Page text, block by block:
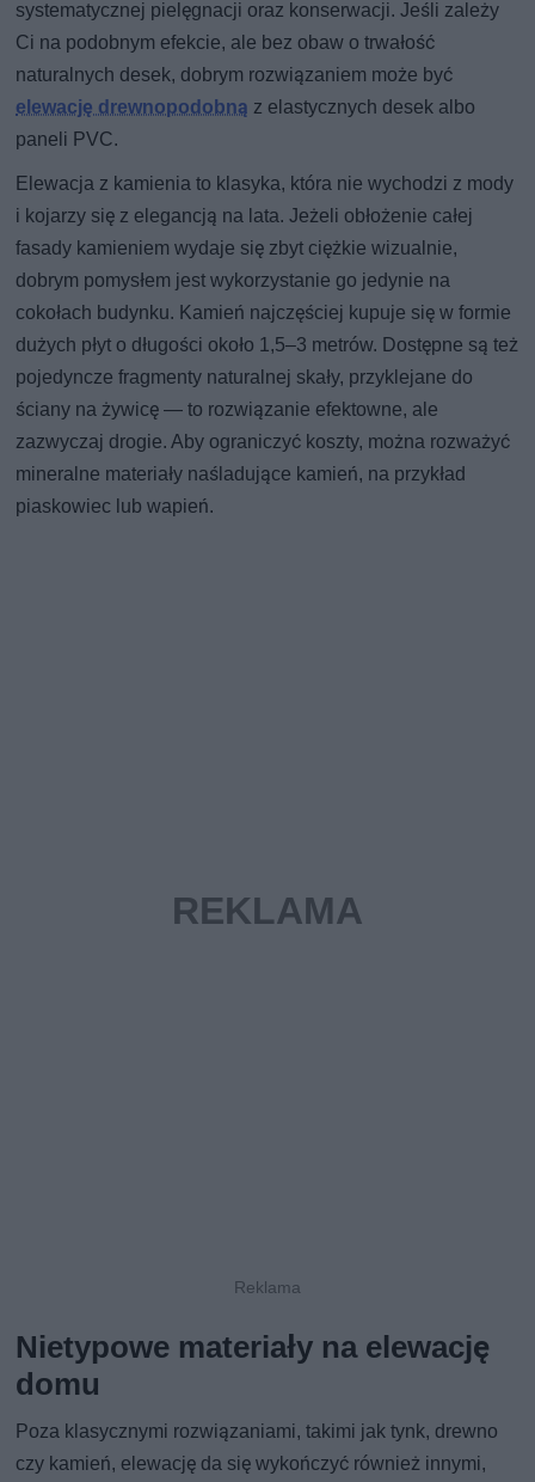
systematycznej pielęgnacji oraz konserwacji. Jeśli zależy
Ci na podobnym efekcie, ale bez obaw o trwałość
naturalnych desek, dobrym rozwiązaniem może być
elewację drewnopodobną z elastycznych desek albo
paneli PVC.
Elewacja z kamienia to klasyka, która nie wychodzi z mody
i kojarzy się z elegancją na lata. Jeżeli obłożenie całej
fasady kamieniem wydaje się zbyt ciężkie wizualnie,
dobrym pomysłem jest wykorzystanie go jedynie na
cokołach budynku. Kamień najczęściej kupuje się w formie
dużych płyt o długości około 1,5–3 metrów. Dostępne są też
pojedyncze fragmenty naturalnej skały, przyklejane do
ściany na żywicę — to rozwiązanie efektowne, ale
zazwyczaj drogie. Aby ograniczyć koszty, można rozważyć
mineralne materiały naśladujące kamień, na przykład
piaskowiec lub wapień.
Nietypowe materiały na elewację
domu
Poza klasycznymi rozwiązaniami, takimi jak tynk, drewno
czy kamień, elewację da się wykończyć również innymi,